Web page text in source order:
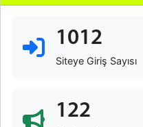
1012
Siteye Giriş Sayısı
122